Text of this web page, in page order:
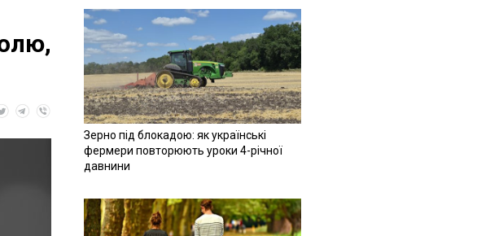
Зерно під блокадою: як українські
фермери повторюють уроки 4-річної
давнини